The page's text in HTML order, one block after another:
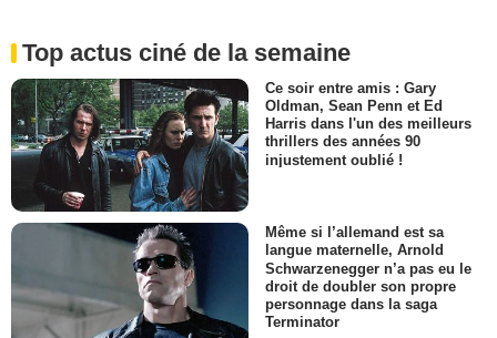
Top actus ciné de la semaine
Ce soir entre amis : Gary
Oldman, Sean Penn et Ed
Harris dans l'un des meilleurs
thrillers des années 90
injustement oublié !
Même si l’allemand est sa
langue maternelle, Arnold
Schwarzenegger n’a pas eu le
droit de doubler son propre
personnage dans la saga
Terminator